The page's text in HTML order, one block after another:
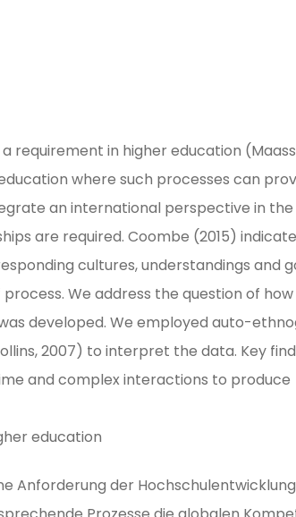
in higher education
where such processes can
an international perspective in the
are required. Coombe (2015)
cultures, understandings and
We address the question of how
developed. We employed auto-
2007) to interpret the data. Key
and complex interactions to produce
education
Anforderung der